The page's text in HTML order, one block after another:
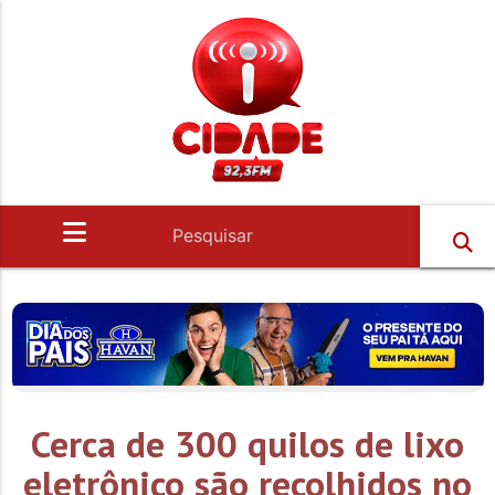
Cerca de 300 quilos de lixo
eletrônico são recolhidos no